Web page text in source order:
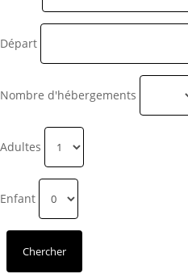
Départ
Nombre d'hébergements
Adultes
Enfant